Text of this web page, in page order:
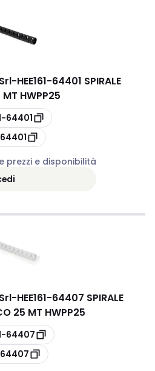
-HEE161-64401 SPIRALE
HWPP25
64401
prezzi e disponibilità
-HEE161-64407 SPIRALE
25 MT HWPP25
64407
64407